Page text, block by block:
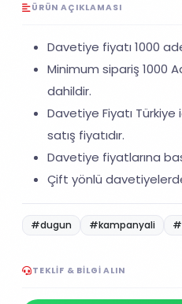
ÜRÜN AÇIKLAMASI
Davetiye fiyatı 1000
Minimum sipariş 1000
dahildir.
Davetiye Fiyatı
satış fiyatıdır.
Davetiye fiyatlarına
Çift yönlü
#dugun #kampanyali
TEKLIF & BILGI ALIN